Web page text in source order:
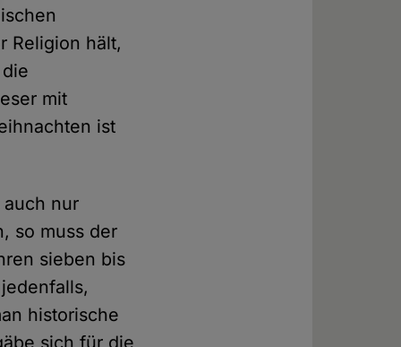
Religion hält,
mit
ist
nur
so muss der
sieben bis
historische